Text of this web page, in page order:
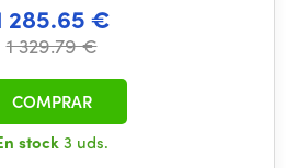
285.65 €
1 329.79 €
stock3 uds.
COMPRAR